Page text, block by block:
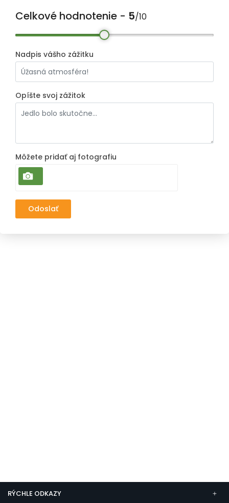
Celkové hodnotenie - 5/10
Nadpis vášho zážitku
Opíšte svoj zážitok
Môžete pridať aj fotografiu
Odoslať
RÝCHLE ODKAZY